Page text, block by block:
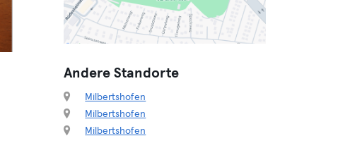
Andere Standorte
Milbertshofen
Milbertshofen
Milbertshofen